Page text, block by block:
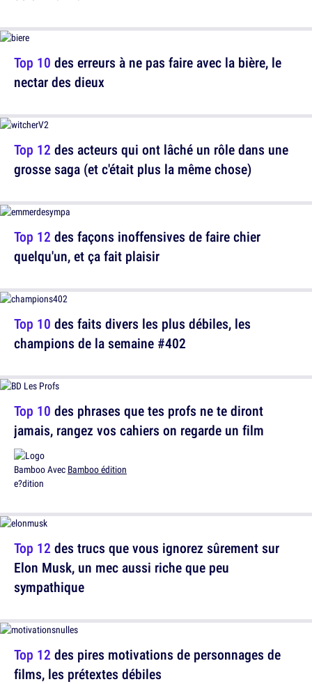
Top 12 des acteurs qui ont lâché un rôle dans une
grosse saga (et c'était plus la même chose)
Top 10 des faits divers les plus débiles, les
champions de la semaine #402
Top 12 des trucs que vous ignorez sûrement sur
Elon Musk, un mec aussi riche que peu
sympathique
Top 10 des erreurs à ne pas faire avec la bière, le
nectar des dieux
Top 12 des façons inoffensives de faire chier
quelqu'un, et ça fait plaisir
Top 10 des phrases que tes profs ne te diront
jamais, rangez vos cahiers on regarde un film
Avec Bamboo édition
Top 12 des pires motivations de personnages de
films, les prétextes débiles